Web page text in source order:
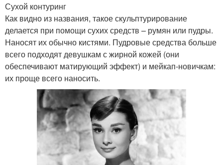
Сухой контуринг
Как видно из названия, такое скульптурирование
делается при помощи сухих средств – румян или пудры.
Наносят их обычно кистями. Пудровые средства больше
всего подходят девушкам с жирной кожей (они
обеспечивают матирующий эффект) и мейкап-новичкам:
их проще всего наносить.